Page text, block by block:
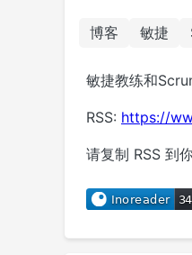
博客 敏捷
敏捷教练和
RSS: https://
请复制 RSS 到